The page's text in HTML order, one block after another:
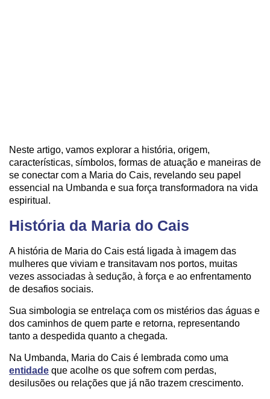
Neste artigo, vamos explorar a história, origem,
características, símbolos, formas de atuação e maneiras de
se conectar com a Maria do Cais, revelando seu papel
essencial na Umbanda e sua força transformadora na vida
espiritual.
História da Maria do Cais
A história de Maria do Cais está ligada à imagem das
mulheres que viviam e transitavam nos portos, muitas
vezes associadas à sedução, à força e ao enfrentamento
de desafios sociais.
Sua simbologia se entrelaça com os mistérios das águas e
dos caminhos de quem parte e retorna, representando
tanto a despedida quanto a chegada.
Na Umbanda, Maria do Cais é lembrada como uma
entidade que acolhe os que sofrem com perdas,
desilusões ou relações que já não trazem crescimento.